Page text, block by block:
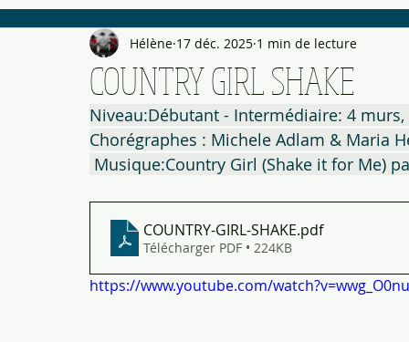
Danses Débutants Evènements Boots Bals de
COUNTRY GIRL SHAKE
Hélène 17 déc. 2025 1 min de lecture
Niveau:Débutant - Intermédiaire: 4
Chorégraphes : Michele Adlam & Maria
Musique:Country Girl (Shake it for Me)
COUNTRY-GIRL-SHAKE.pdf
Télécharger PDF • 224KB
https://www.youtube.com/